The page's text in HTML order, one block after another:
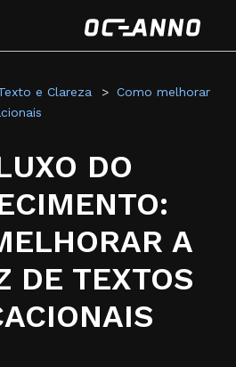
e Clareza
Como melhorar
DO
A
DE TEXTOS